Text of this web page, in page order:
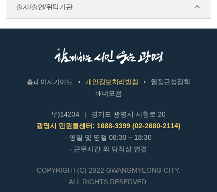
출자/출연/위탁기관
홈페이지가이드 개인정보처리방침
웹접근성정책
배너모음
우)14234 |
경기도 광명시 시청로 20
광명시 민원콜센터: 1688-3399 (02-2680-2114)
· 평일 및 명절 08:30 ~ 18:30
· 근무시간 외 당직실 연결
COPYRIGHT(C) 2022 GWANGMYEONG CITY.
ALL RIGHTS RESERVED.